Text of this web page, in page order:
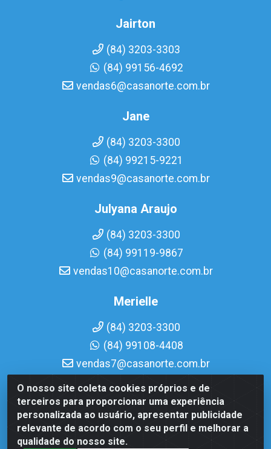
O nosso site coleta cookies próprios e de
terceiros para proporcionar uma experiência
personalizada ao usuário, apresentar publicidade
relevante de acordo com o seu perfil e melhorar a
qualidade do nosso site.
Jairton
(84) 3203-3303
(84) 99156-4692
vendas6@casanorte.com.br
Jane
(84) 3203-3300
(84) 99215-9221
vendas9@casanorte.com.br
Julyana Araujo
(84) 3203-3300
(84) 99119-9867
vendas10@casanorte.com.br
Merielle
(84) 3203-3300
(84) 99108-4408
vendas7@casanorte.com.br
Casa Norte LTDA - Av. Interventor Mário Câmara, 1815 -
Dix-Sept Rosado, Natal/RN - CEP 59054-600 - CNPJ
08.713.513/0001-51